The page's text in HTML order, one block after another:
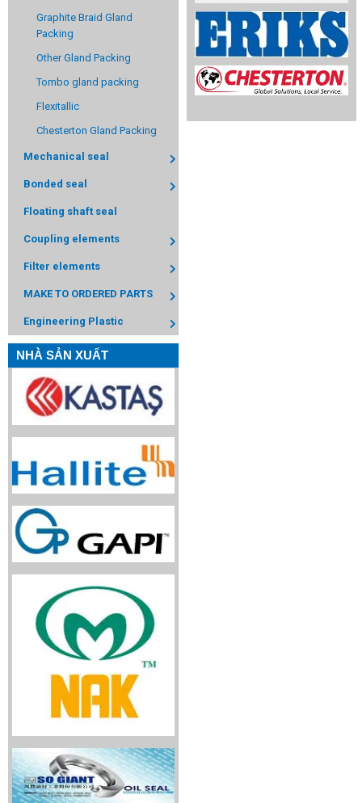
Graphite Braid Gland
Packing
Other Gland Packing
Tombo gland packing
Flexitallic
Chesterton Gland Packing
Mechanical seal
Bonded seal
Floating shaft seal
Coupling elements
Filter elements
MAKE TO ORDERED PARTS
Engineering Plastic
NHÀ SẢN XUẤT